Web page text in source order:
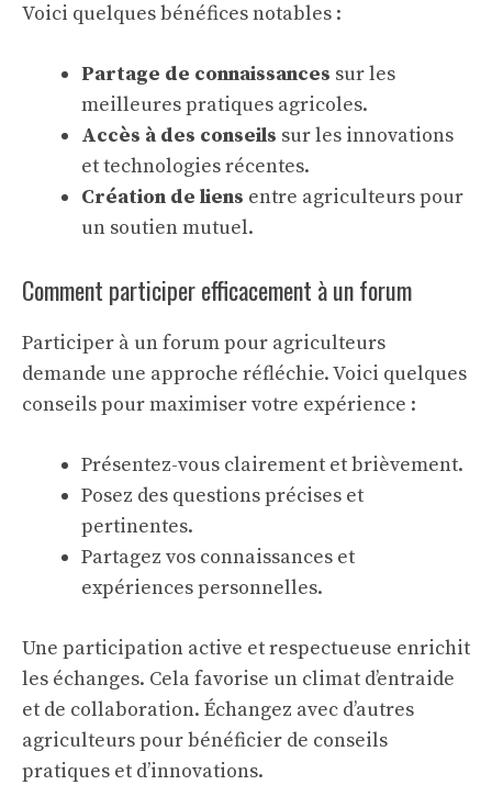
Voici quelques bénéfices notables :
Partage de connaissances sur les
meilleures pratiques agricoles.
Accès à des conseils sur les innovations
et technologies récentes.
Création de liens entre agriculteurs pour
un soutien mutuel.
Comment participer efficacement à un forum
Participer à un forum pour agriculteurs
demande une approche réfléchie. Voici quelques
conseils pour maximiser votre expérience :
Présentez-vous clairement et brièvement.
Posez des questions précises et
pertinentes.
Partagez vos connaissances et
expériences personnelles.
Une participation active et respectueuse enrichit
les échanges. Cela favorise un climat d’entraide
et de collaboration. Échangez avec d’autres
agriculteurs pour bénéficier de conseils
pratiques et d’innovations.